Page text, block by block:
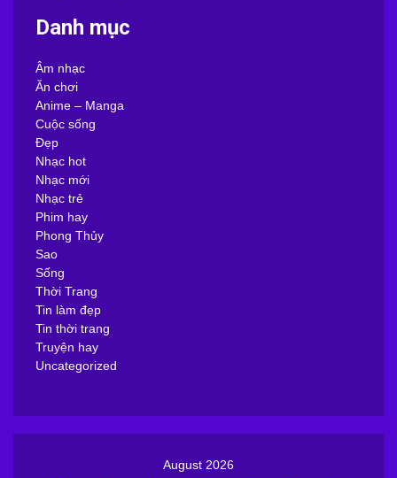
Danh mục
Âm nhạc
Ăn chơi
Anime – Manga
Cuộc sống
Đẹp
Nhạc hot
Nhạc mới
Nhạc trẻ
Phim hay
Phong Thủy
Sao
Sống
Thời Trang
Tin làm đẹp
Tin thời trang
Truyện hay
Uncategorized
August 2026